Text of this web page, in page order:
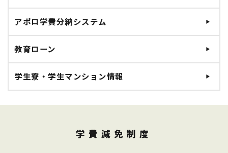
アポロ学費分納システム
教育ローン
学生寮・学生マンション情報
学費減免制度